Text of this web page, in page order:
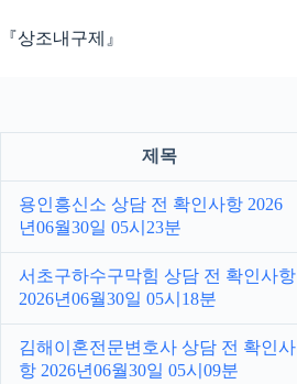
문『상조내구제』
제목
용인흥신소 상담 전 확인사항 2026
년06월30일 05시23분
서초구하수구막힘 상담 전 확인사항
2026년06월30일 05시18분
김해이혼전문변호사 상담 전 확인사
항 2026년06월30일 05시09분